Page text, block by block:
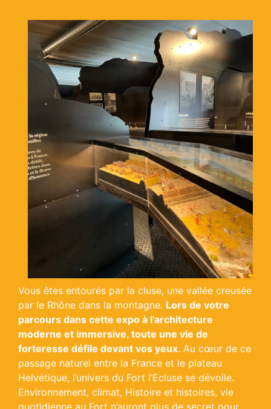
Vous êtes entourés par la cluse, une vallée creusée
par le Rhône dans la montagne. Lors de votre
parcours dans cette expo à l’architecture
moderne et immersive, toute une vie de
forteresse défile devant vos yeux. Au cœur de ce
passage naturel entre la France et le plateau
Helvétique, l’univers du Fort l’Ecluse se dévoile.
Environnement, climat, Histoire et histoires, vie